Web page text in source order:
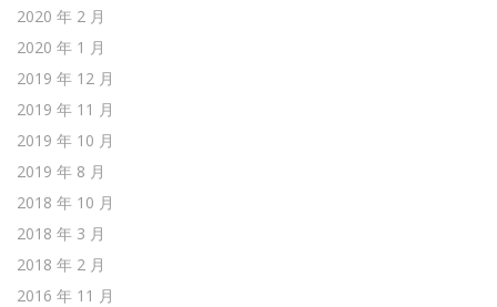
2020 年 2 月
2020 年 1 月
2019 年 12 月
2019 年 11 月
2019 年 10 月
2019 年 8 月
2018 年 10 月
2018 年 3 月
2018 年 2 月
2016 年 11 月